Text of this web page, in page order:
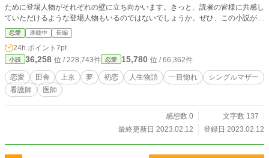
ために登場人物がそれぞれの壁に立ち向かいます。きっと、読者の皆様に共感し
ていただけるような登場人物もいるのではないでしょうか。ぜひ、この小説が微
力ながらも皆様の勇気に繋がり一歩を踏み出すきっかけになれば幸いです。
恋愛 連載中 長編
24h.ポイント 7pt
小説 36,258 位 / 228,743件 恋愛 15,780 位 / 66,362件
恋愛 田舎 上京 夢 初恋 人生物語 一目惚れ
シングルマザー
看護師
医師
感想数 0
文字数 137
最終更新日 2023.02.12
登録日 2023.02.12